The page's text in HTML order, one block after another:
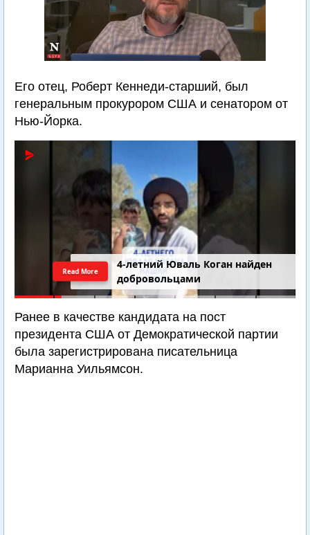
Его отец, Роберт Кеннеди-старший, был
генеральным прокурором США и сенатором от
Нью-Йорка.
4-летний Юваль Коган найден
добровольцами
Read More
Ранее в качестве кандидата на пост
президента США от Демократической партии
была зарегистрирована писательница
Марианна Уильямсон.